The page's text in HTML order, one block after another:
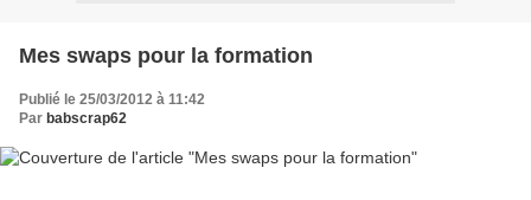
Mes swaps pour la formation
Publié le 25/03/2012 à 11:42
Par babscrap62